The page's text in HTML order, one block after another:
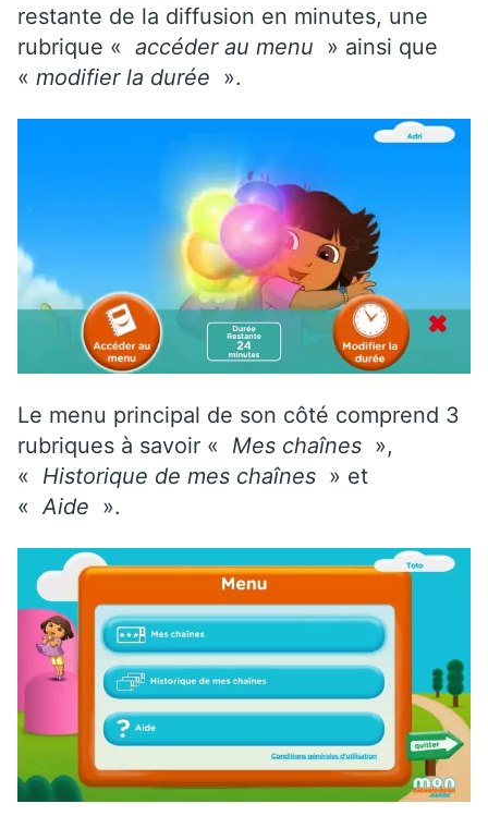
restante de la diffusion en minutes, une
rubrique « accéder au menu » ainsi que
« modifier la durée ».
Le menu principal de son côté comprend 3
rubriques à savoir «
Mes chaînes »,
«
Historique de mes chaînes » et
« Aide ».